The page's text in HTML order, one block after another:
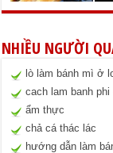
NHIỀU NGƯỜI
lò làm bánh mì ở
cach lam banh phi
ẩm thực
chả cá thác lác
hướng dẫn làm